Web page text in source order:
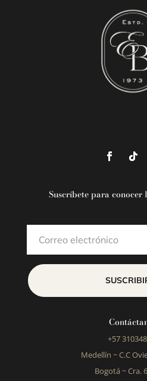
Suscríbete para conocer
+57
Medellín ~C.C
Bogotá ~Cra.